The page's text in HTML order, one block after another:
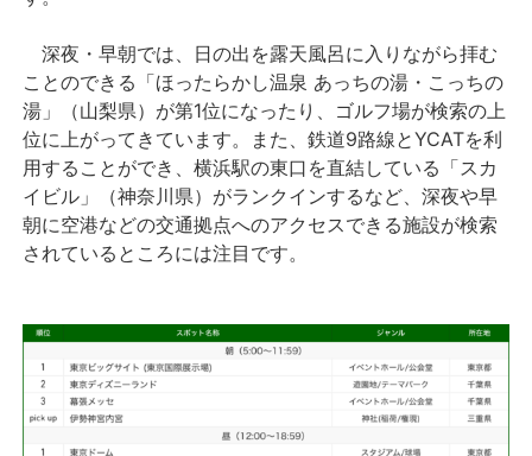
深夜・早朝では、日の出を露天風呂に入りながら拝む
ことのできる「ほったらかし温泉 あっちの湯・こっちの
湯」（山梨県）が第1位になったり、ゴルフ場が検索の上
位に上がってきています。また、鉄道9路線とYCATを利
用することができ、横浜駅の東口を直結している「スカ
イビル」（神奈川県）がランクインするなど、深夜や早
朝に空港などの交通拠点へのアクセスできる施設が検索
されているところには注目です。